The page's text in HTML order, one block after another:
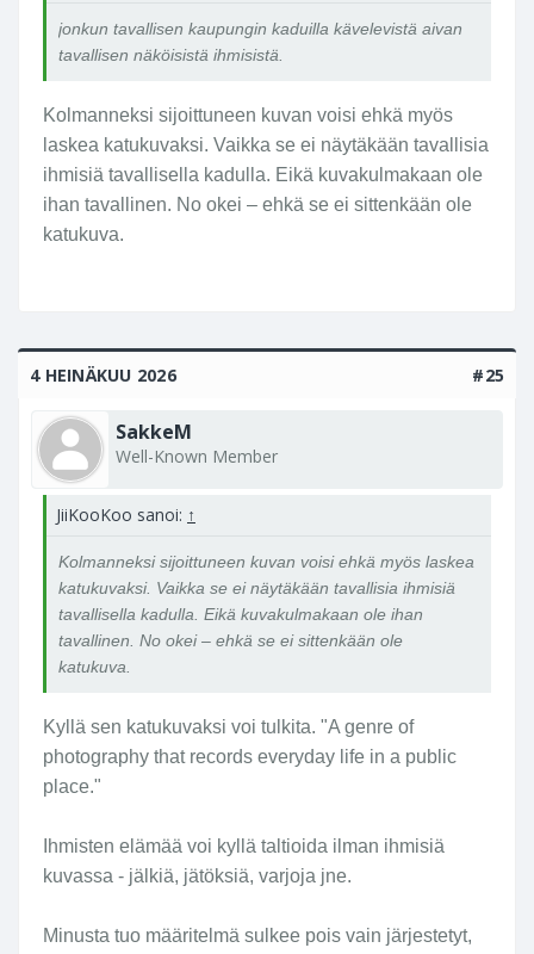
u
l
i
s
a
k
a
s
a
)
ä
v
e
l
e
v
h
m
i
e
n
jonkun tavallisen kaupungin kaduilla kävelevistä aivan
tavallisen näköisistä ihmisistä.
Kolmanneksi sijoittuneen kuvan voisi ehkä myös
laskea katukuvaksi. Vaikka se ei näytäkään tavallisia
ihmisiä tavallisella kadulla. Eikä kuvakulmakaan ole
ihan tavallinen. No okei – ehkä se ei sittenkään ole
katukuva.
4 HEINÄKUU 2026 #25
SakkeM
Well-Known Member
JiiKooKoo sanoi: ↑
Kolmanneksi sijoittuneen kuvan voisi ehkä myös laskea
katukuvaksi. Vaikka se ei näytäkään tavallisia ihmisiä
tavallisella kadulla. Eikä kuvakulmakaan ole ihan
tavallinen. No okei – ehkä se ei sittenkään ole
katukuva.
Kyllä sen katukuvaksi voi tulkita. "A genre of
photography that records everyday life in a public
place."
Ihmisten elämää voi kyllä taltioida ilman ihmisiä
kuvassa - jälkiä, jätöksiä, varjoja jne.
Minusta tuo määritelmä sulkee pois vain järjestetyt,